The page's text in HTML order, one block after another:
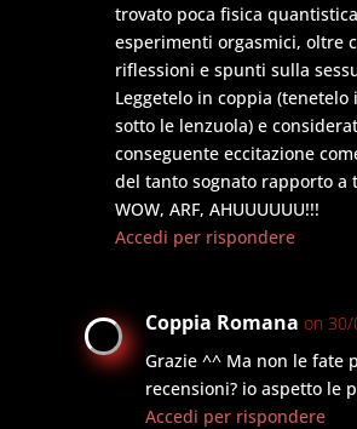
trovato poca fisica
esperimenti orgasmici, oltre
riflessioni e spunti sulla
Leggetelo in coppia (tenetelo
sotto le lenzuola) e
conseguente eccitazione
del tanto sognato rapporto a
WOW, ARF, AHUUUUUU!!!
Accedi per rispondere
Coppia Romana on
Grazie ^^ Ma non le fate
recensioni? io aspetto le
Accedi per rispondere